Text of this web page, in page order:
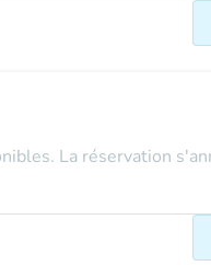
La réservation